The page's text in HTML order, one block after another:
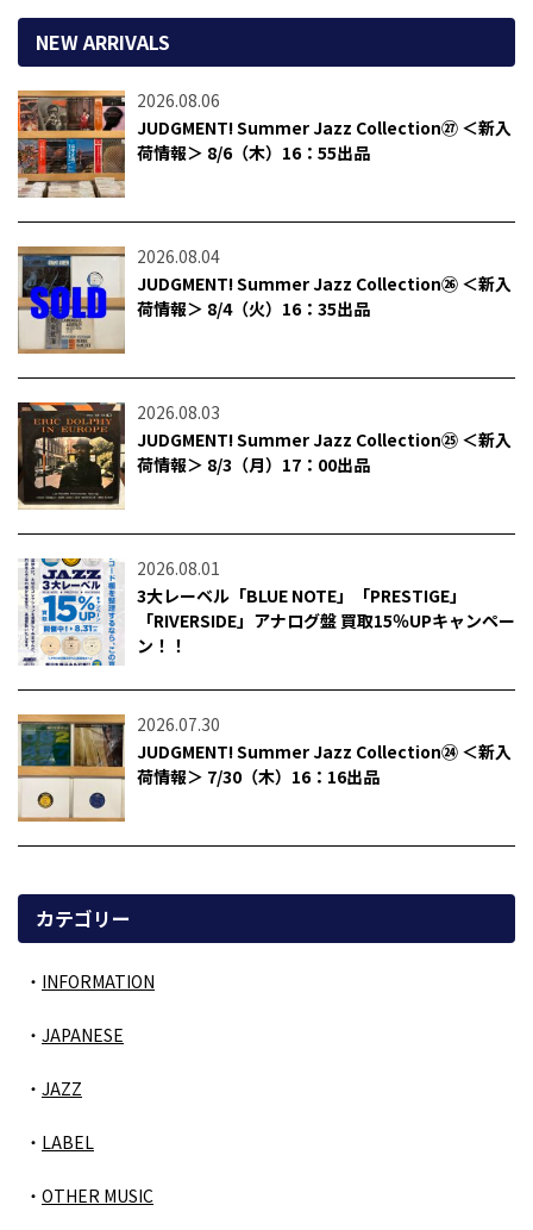
NEW ARRIVALS
2026.08.06
JUDGMENT! Summer Jazz Collection㉗ ＜新入
荷情報＞ 8/6（木）16：55出品
2026.08.04
JUDGMENT! Summer Jazz Collection㉖ ＜新入
荷情報＞ 8/4（火）16：35出品
2026.08.03
JUDGMENT! Summer Jazz Collection㉕ ＜新入
荷情報＞ 8/3（月）17：00出品
2026.08.01
3大レーベル「BLUE NOTE」「PRESTIGE」
「RIVERSIDE」アナログ盤 買取15％UPキャンペー
ン！！
2026.07.30
JUDGMENT! Summer Jazz Collection㉔ ＜新入
荷情報＞ 7/30（木）16：16出品
カテゴリー
INFORMATION
JAPANESE
JAZZ
LABEL
OTHER MUSIC